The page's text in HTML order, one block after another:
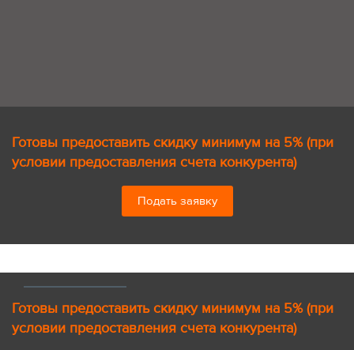
Готовы предоставить скидку минимум на 5% (при
условии предоставления счета конкурента)
Подать заявку
Готовы предоставить скидку минимум на 5% (при
условии предоставления счета конкурента)